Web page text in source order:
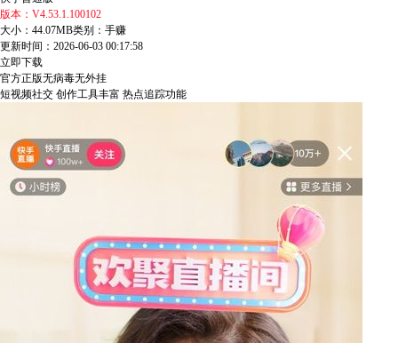
版本：V4.53.1.100102
大小：44.07MB类别：手赚
更新时间：2026-06-03 00:17:58
立即下载
官方正版无病毒无外挂
短视频社交 创作工具丰富 热点追踪功能